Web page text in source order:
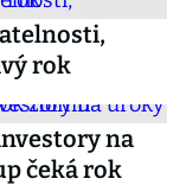
rok
na
čeká rok